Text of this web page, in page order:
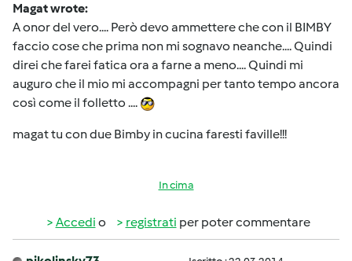
Magat wrote:
A onor del vero.... Però devo ammettere che con il BIMBY
faccio cose che prima non mi sognavo neanche.... Quindi
direi che farei fatica ora a farne a meno.... Quindi mi
auguro che il mio mi accompagni per tanto tempo ancora
così come il folletto ....
magat tu con due Bimby in cucina faresti faville!!!
In cima
Accedi o registrati per poter commentare